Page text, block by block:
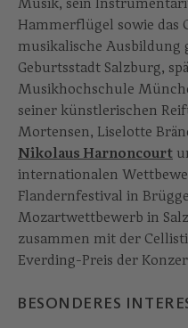
Hammerflügel sowie das
musikalische Ausbildung
Geburtsstadt Salzburg,
Musikhochschule
seiner künstlerischen
Mortensen, Liselotte
Nikolaus Harnoncourt
internationalen
Flandernfestival in
Mozartwettbewerb in
zusammen mit der
Everding-Preis der
BESONDERES